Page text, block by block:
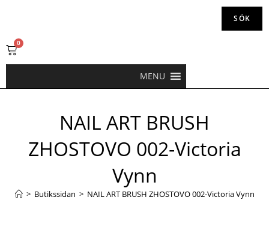
SÖK
0
MENU
NAIL ART BRUSH
ZHOSTOVO 002-Victoria
Vynn
> Butikssidan > NAIL ART BRUSH ZHOSTOVO 002-Victoria Vynn